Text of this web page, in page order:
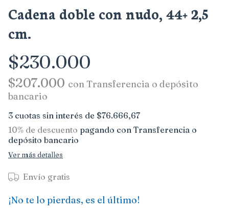
Cadena doble con nudo, 44+ 2,5
cm.
$230.000
$207.000 conTransferencia o depósito
bancario
3 cuotas sin interés de $76.666,67
10% de descuento pagando con Transferencia o
depósito bancario
Ver más detalles
Envío gratis
¡No te lo pierdas, es el último!